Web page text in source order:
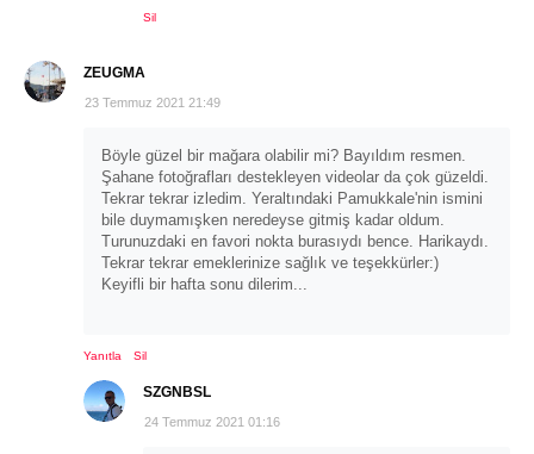
Sil
ZEUGMA
23 Temmuz 2021 21:49
Böyle güzel bir mağara olabilir mi? Bayıldım resmen.
Şahane fotoğrafları destekleyen videolar da çok güzeldi.
Tekrar tekrar izledim. Yeraltındaki Pamukkale'nin ismini
bile duymamışken neredeyse gitmiş kadar oldum.
Turunuzdaki en favori nokta burasıydı bence. Harikaydı.
Tekrar tekrar emeklerinize sağlık ve teşekkürler:)
Keyifli bir hafta sonu dilerim...
Yanıtla Sil
SZGNBSL
24 Temmuz 2021 01:16